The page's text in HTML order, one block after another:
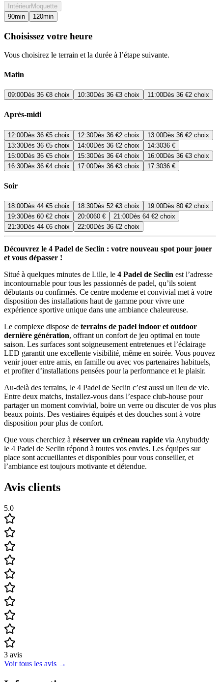
IntérieurMoquette
90min 120min
Choisissez votre heure
Vous choisirez le terrain et la durée à l’étape suivante.
Matin
09:00Dès 36 €8 choix 10:30Dès 36 €3 choix 11:00Dès 36 €2 choix
Après-midi
12:00Dès 36 €5 choix 12:30Dès 36 €2 choix 13:00Dès 36 €2 choix
13:30Dès 36 €5 choix 14:00Dès 36 €2 choix 14:3036 €
15:00Dès 36 €5 choix 15:30Dès 36 €4 choix 16:00Dès 36 €3 choix
16:30Dès 36 €4 choix 17:00Dès 36 €3 choix 17:3036 €
Soir
18:00Dès 44 €5 choix 18:30Dès 52 €3 choix 19:00Dès 80 €2 choix
19:30Dès 60 €2 choix 20:0060 € 21:00Dès 64 €2 choix
21:30Dès 44 €6 choix 22:00Dès 36 €2 choix
Découvrez le 4 Padel de Seclin : votre nouveau spot pour jouer
et vous dépasser !
Situé à quelques minutes de Lille, le 4 Padel de Seclin est l’adresse
incontournable pour tous les passionnés de padel, qu’ils soient
débutants ou confirmés. Ce centre moderne et convivial met à votre
disposition des installations haut de gamme pour vivre une
expérience sportive unique dans une ambiance chaleureuse.
Le complexe dispose de terrains de padel indoor et outdoor
dernière génération, offrant un confort de jeu optimal en toute
saison. Les surfaces sont soigneusement entretenues et l’éclairage
LED garantit une excellente visibilité, même en soirée. Vous pouvez
venir jouer entre amis, en famille ou avec vos partenaires habituels,
et profiter d’installations pensées pour la performance et le plaisir.
Au-delà des terrains, le 4 Padel de Seclin c’est aussi un lieu de vie.
Entre deux matchs, installez-vous dans l’espace club-house pour
partager un moment convivial, boire un verre ou discuter de vos plus
beaux points. Des vestiaires équipés et des douches sont à votre
disposition pour plus de confort.
Que vous cherchiez à réserver un créneau rapide via Anybuddy
le 4 Padel de Seclin répond à toutes vos envies. Les équipes sur
place sont accueillantes et disponibles pour vous conseiller, et
l’ambiance est toujours motivante et détendue.
Avis clients
5.0
3 avis
Voir tous les avis →